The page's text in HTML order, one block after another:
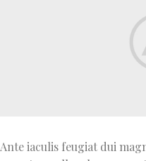
Ante iaculis feugiat dui